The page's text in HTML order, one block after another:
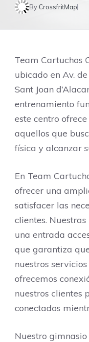
By CrossfritMap
Team Cartuchos
ubicado en Av.
Sant Joan
entrenamiento
este centro
aquellos que
física y alcanzar
En Team
ofrecer una
satisfacer las
clientes.
una entrada
que garantiza
nuestros
ofrecemos
nuestros clientes
conectados
Nuestro